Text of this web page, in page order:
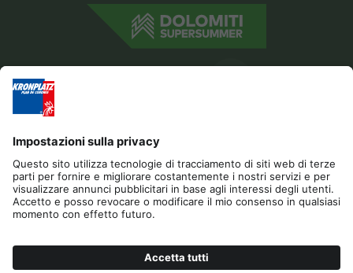
RICHIESTA
Editoria Privacy Dichiarazione di accessibilità